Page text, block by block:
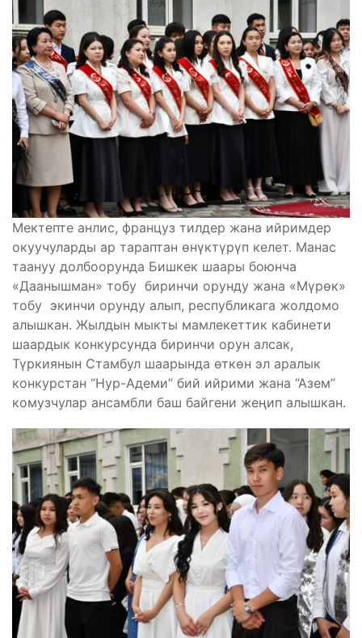
Мектепте анлис, француз тилдер жана ийримдер
окуучуларды ар тараптан өнүктүрүп келет. Манас
таануу долбоорунда Бишкек шаары боюнча
«Даанышман» тобу биринчи орунду жана «Мүрөк»
тобу экинчи орунду алып, республикага жолдомо
алышкан. Жылдын мыкты мамлекеттик кабинети
шаардык конкурсунда биринчи орун алсак,
Түркиянын Стамбул шаарында өткөн эл аралык
конкурстан “Нур-Адеми” бий ийрими жана “Азем”
комузчулар ансамбли баш байгени жеңип алышкан.